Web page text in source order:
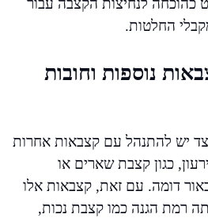
החלטות.
נוספות וחובות
יש להתנהל עם קצבאות אחרות
כגון קצבת שארים או
דומה. עם זאת, קצבאות אלו
רמת הגנה כמו קצבת נכות,